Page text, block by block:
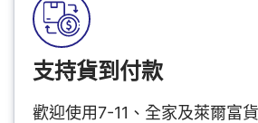
支持貨到付款
歡迎使用7-11、全家及萊爾富